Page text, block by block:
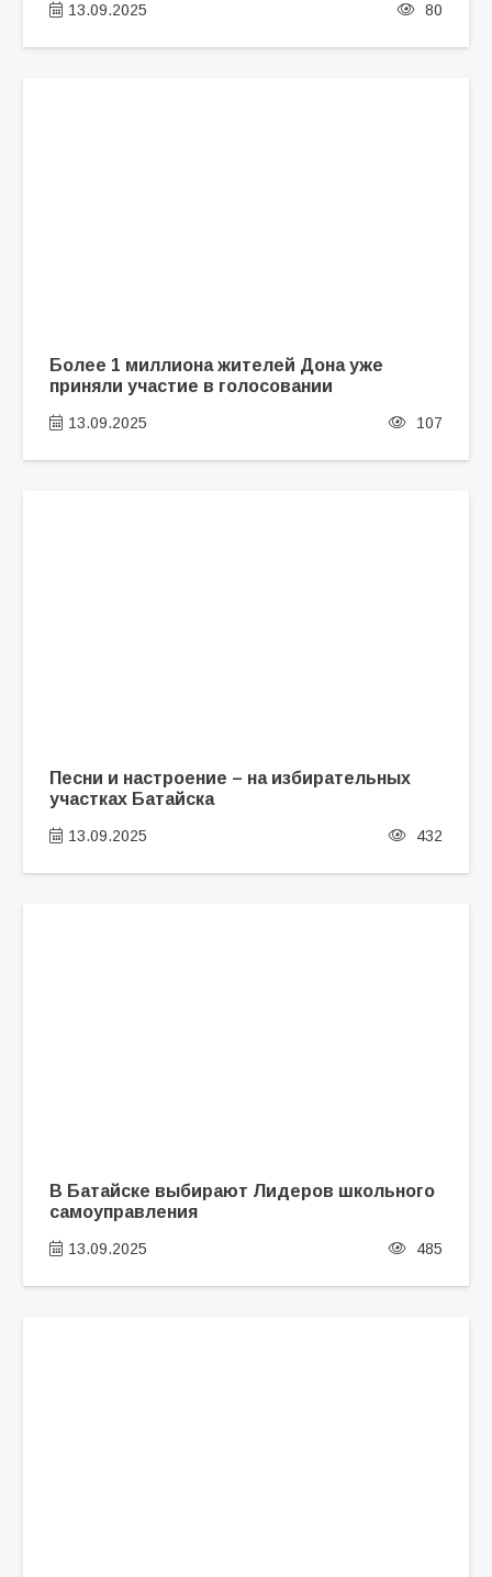
13.09.2025 80
Более 1 миллиона жителей Дона уже
приняли участие в голосовании
13.09.2025 107
Песни и настроение – на избирательных
участках Батайска
13.09.2025 432
В Батайске выбирают Лидеров школьного
самоуправления
13.09.2025 485